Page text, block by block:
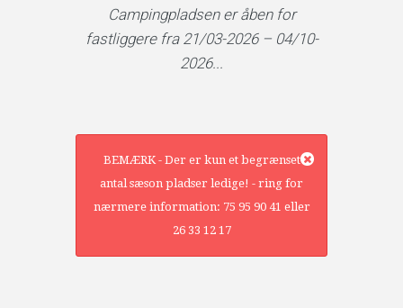
Campingpladsen er åben for
fastliggere fra 21/03-2026 – 04/10-
2026...
BEMÆRK - Der er kun et begrænset
antal sæson pladser ledige! - ring for
nærmere information: 75 95 90 41 eller
26 33 12 17